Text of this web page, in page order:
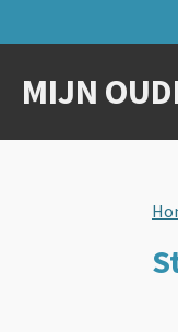
direct
deMIJN